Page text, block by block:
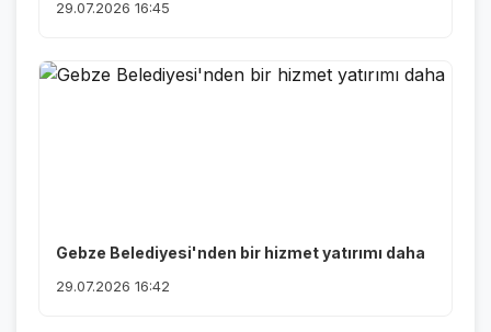
29.07.2026 16:45
Gebze Belediyesi'nden bir hizmet yatırımı daha
29.07.2026 16:42